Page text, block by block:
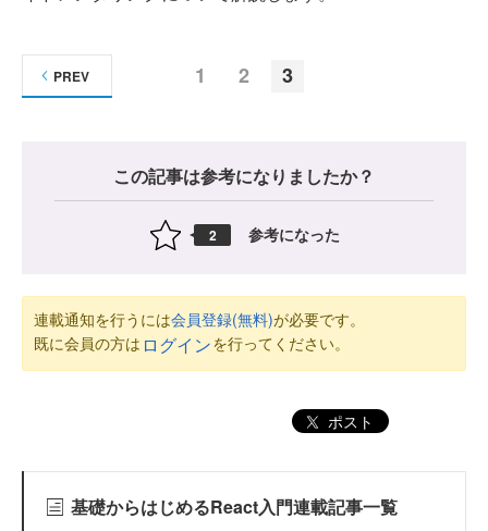
1 2 3
PREV
この記事は参考になりましたか？
2 参考になった
連載通知を行うには会員登録(無料)が必要です。
既に会員の方は ログインを行ってください。
ポスト
基礎からはじめるReact入門連載記事一覧